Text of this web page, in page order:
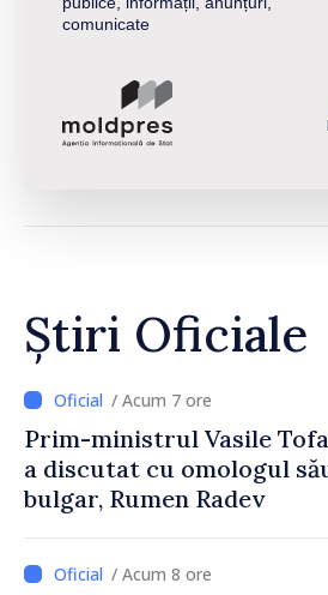
comunicate
Știri Oficiale
/ Acum 7 ore
Prim-ministrul Vasile
a discutat cu omologul
bulgar, Rumen Radev
/ Acum 8 ore